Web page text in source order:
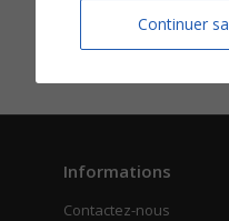
Informations
Contactez-nous
Continuer